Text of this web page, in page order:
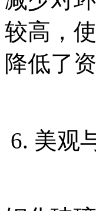
较高，
降低了
6. 美观